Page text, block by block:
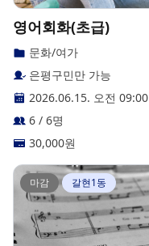
영어회화(초급)
문화/여가
은평구민만 가능
2026.06.15. 오전 09:00
6 / 6명
30,000원
마감 갈현1동